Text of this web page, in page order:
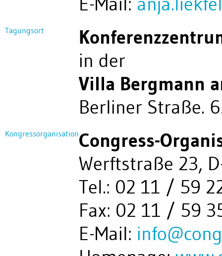
Tagungsort
in der
Villa Bergmann
Berliner Straße.
KongressorganisationCongress-
Werftstraße 23,
Tel.: 02 11 / 59
Fax: 02 11 / 59
E-Mail: